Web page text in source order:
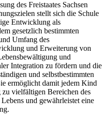
des Freistaates Sachsen
stellt sich die Schule
Entwicklung als
gesetzlich bestimmten
Umfang des
und Erweiterung von
und
Integration zu fördern und die
und selbstbestimmten
ermöglicht damit jedem Kind
vielfältigen Bereichen des
und gewährleistet eine